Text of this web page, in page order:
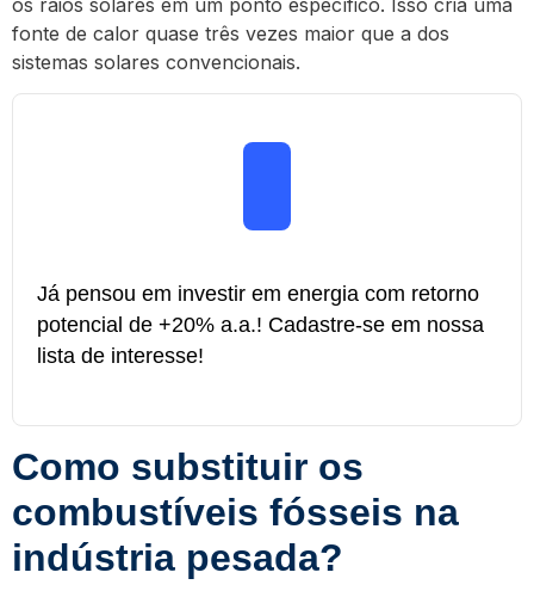
fonte de calor quase três vezes maior que a dos
sistemas solares convencionais.
Já pensou em investir em energia com retorno
potencial de +20% a.a.! Cadastre-se em nossa
lista de interesse!
Como substituir os
combustíveis fósseis na
indústria pesada?